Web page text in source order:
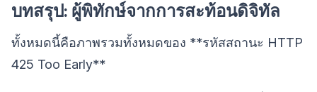
บทสรุป: ผู้พิทักษ์จากการสะท้อนดิจิทัล
ทั้งหมดนี้คือภาพรวมทั้งหมดของ **รหัสสถานะ HTTP
425 Too Early**